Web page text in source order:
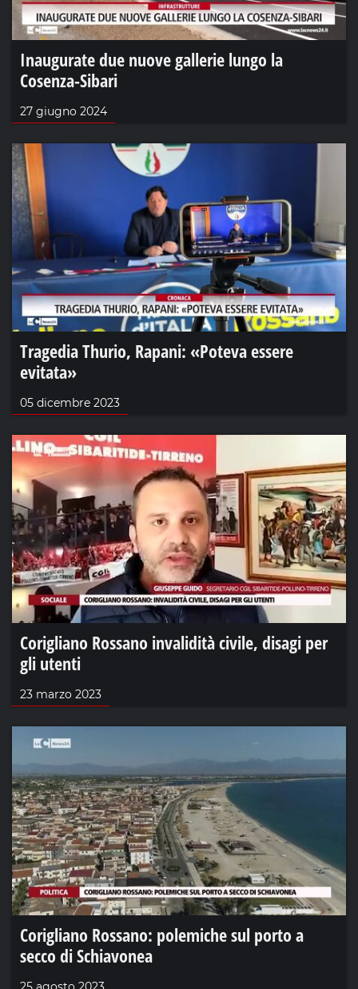
Inaugurate due nuove gallerie lungo la
Cosenza-Sibari
27 giugno 2024
Tragedia Thurio, Rapani: «Poteva essere
evitata»
05 dicembre 2023
Corigliano Rossano invalidità civile, disagi per
gli utenti
23 marzo 2023
Corigliano Rossano: polemiche sul porto a
secco di Schiavonea